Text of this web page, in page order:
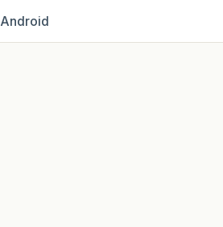
Android